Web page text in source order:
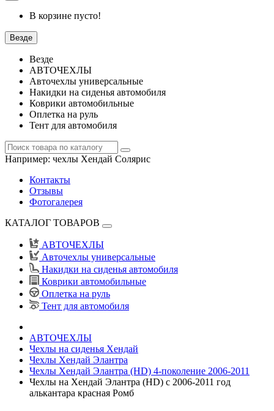
В корзине пусто!
Везде
Везде
АВТОЧЕХЛЫ
Авточехлы универсальные
Накидки на сиденья автомобиля
Коврики автомобильные
Оплетка на руль
Тент для автомобиля
Например: чехлы Хендай Солярис
Контакты
Отзывы
Фотогалерея
КАТАЛОГ ТОВАРОВ
АВТОЧЕХЛЫ
Авточехлы универсальные
Накидки на сиденья автомобиля
Коврики автомобильные
Оплетка на руль
Тент для автомобиля
АВТОЧЕХЛЫ
Чехлы на сиденья Хендай
Чехлы Хендай Элантра
Чехлы Хендай Элантра (HD) 4-поколение 2006-2011
Чехлы на Хендай Элантра (HD) с 2006-2011 год
алькантара красная Ромб